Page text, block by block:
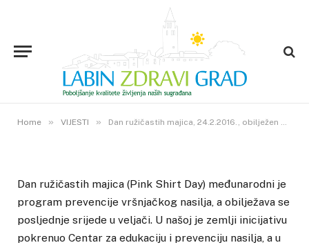
Home » VIJESTI » Dan ružičastih majica, 24.2.2016., obilježen predstavljanjem i preuzimanjem mobilne aplikacije „Zaustavimo nasilje u školama“
Dan ružičastih majica,
24.2.2016., obilježen
predstavljanjem i preuzimanjem
mobilne aplikacije „Zaustavimo
nasilje u školama“
25. VELJAČE 2016. 1VIEWS
Dan ružičastih majica (Pink Shirt Day) međunarodni je
program prevencije vršnjačkog nasilja, a obilježava se
posljednje srijede u veljači. U našoj je zemlji inicijativu
pokrenuo Centar za edukaciju i prevenciju nasilja, a u